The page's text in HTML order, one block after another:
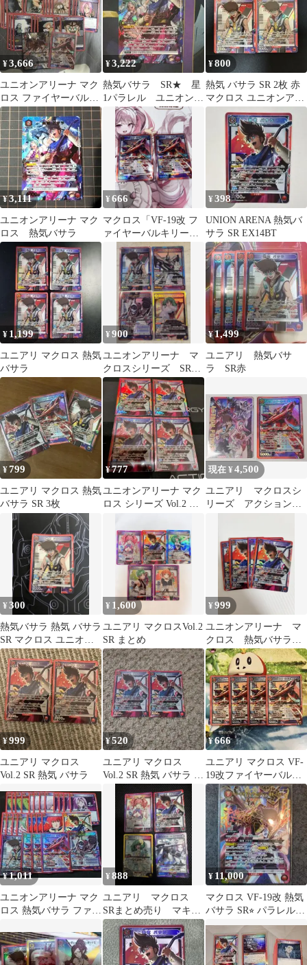
¥3,666
ユニオンアリーナ マク
ロス ファイヤーバルキ
リー 熱気バサラ SR☆
パラレル
¥3,222
熱気バサラ SR★ 星
1パラレル ユニオンア
リーナ マクロス
¥800
熱気 バサラ SR 2枚 赤
マクロス ユニオンアリ
ーナ
¥3,111
ユニオンアリーナ マク
ロス 熱気バサラ
¥666
マクロス「VF-19改 フ
ァイヤーバルキリー
（熱気バサラ）」SR 2
枚セット
¥398
UNION ARENA 熱気バ
サラ SR EX14BT
¥ 1,199
ユニアリ マクロス 熱気
バサラ
¥900
ユニオンアリーナ マ
クロスシリーズ SR4
枚セット
¥1,499
ユニアリ 熱気バサ
ラ SR赤
¥799
ユニアリ マクロス 熱気
バサラ SR 3枚
¥777
ユニオンアリーナ マク
ロス シリーズ Vol.2 熱
現在 ¥4,500
ユニアリ マクロスシ
リーズ アクションポ
¥300
熱気バサラ 熱気 バサラ
SR マクロス ユニオン
アリーナ
¥ 1,600
ユニアリ マクロスVol.2
SR まとめ
¥999
ユニオンアリーナ マ
クロス 熱気バサラ
SR 4枚
¥999
ユニアリ マクロス
Vol.2 SR 熱気 バサラ
¥520
ユニアリ マクロス
Vol.2 SR 熱気 バサラ 2
¥666
ユニアリ マクロス VF-
19改ファイヤーバルキ
リー(熱気バサラ) SR 4
枚
¥1,011
ユニオンアリーナ マク
ロス 熱気バサラ ファイ
ト
¥888
ユニアリ マクロス
SRまとめ売り マキ
ナ・中島、ランカ・リ
ー 等
¥ 11,000
マクロス VF-19改 熱気
バサラ SR⭐︎ パラレル
まとめ売り